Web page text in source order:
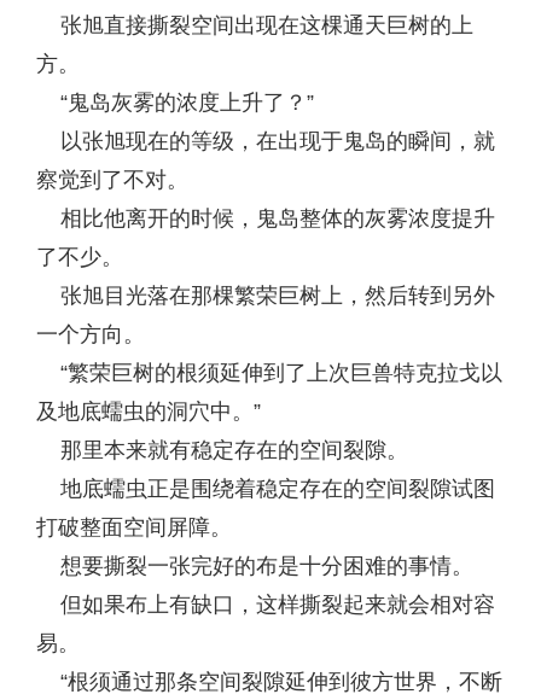
张旭直接撕裂空间出现在这棵通天巨树的上
方。
“鬼岛灰雾的浓度上升了？”
以张旭现在的等级，在出现于鬼岛的瞬间，就
察觉到了不对。
相比他离开的时候，鬼岛整体的灰雾浓度提升
了不少。
张旭目光落在那棵繁荣巨树上，然后转到另外
一个方向。
“繁荣巨树的根须延伸到了上次巨兽特克拉戈以
及地底蠕虫的洞穴中。”
那里本来就有稳定存在的空间裂隙。
地底蠕虫正是围绕着稳定存在的空间裂隙试图
打破整面空间屏障。
想要撕裂一张完好的布是十分困难的事情。
但如果布上有缺口，这样撕裂起来就会相对容
易。
“根须通过那条空间裂隙延伸到彼方世界，不断